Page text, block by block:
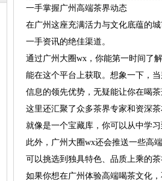
一手掌握广州高端茶界动态
在广州这座充满活力与文化底蕴的
一手资讯的绝佳渠道。
通过广州大圈wx，你能第一时间了
能在这个平台上获取。想象一下，
信息的领先优势，无疑能让你在喝茶
这里还汇聚了众多茶界专家和资深
就像是一个宝藏库，你可以从中学
此外，广州大圈wx还会推送一些高
可以挑选到独具特色、品质上乘的茶
如果你想在广州体验高端喝茶文化